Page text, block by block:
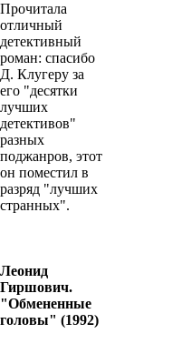
Прочитала
отличный
детективный
роман: спасибо
Д. Клугеру за
его "десятки
лучших
детективов"
разных
поджанров, этот
он поместил в
разряд "лучших
странных".
Леонид
Гиршович.
"Обмененные
головы" (1992)